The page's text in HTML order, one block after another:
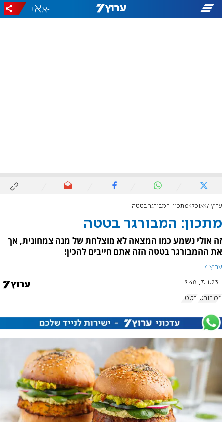
-
+
ערוץ 7 אוכל מתכון: המבורגר בטטה
מתכון: המבורגר בטטה
זה אולי נשמע כמו המצאה לא מוצלחת של מנה צמחונית, אך
את ההמבורגר בטטה הזה אתם חייבים להכין!
ערוץ 7
7.11.23, 9:48
המבורגר בטטה